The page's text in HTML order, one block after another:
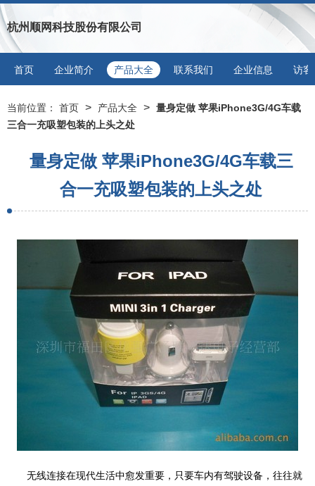
杭州顺网科技股份有限公司
首页 企业简介 产品大全 联系我们 企业信息 访客
当前位置： 首页 > 产品大全 > 量身定做 苹果iPhone3G/4G车载
三合一充吸塑包装的上头之处
量身定做 苹果iPhone3G/4G车载三
合一充吸塑包装的上头之处
无线连接在现代生活中愈发重要，只要车内有驾驶设备，往往就